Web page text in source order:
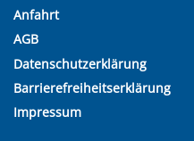
Anfahrt
AGB
Datenschutzerklärung
Barrierefreiheitserklärung
Impressum